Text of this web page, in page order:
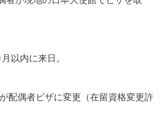
以内に来日。
配偶者ビザに変更（在留資格変更許